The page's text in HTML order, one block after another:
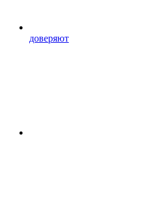
доверяют